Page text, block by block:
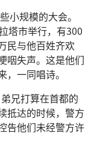
小规模的大会。
塔市举行，有300
民与他百姓齐欢
咽失声。这是他们
一同唱诗。
兄打算在首都的
抵达的时候，警方
告他们未经警方许